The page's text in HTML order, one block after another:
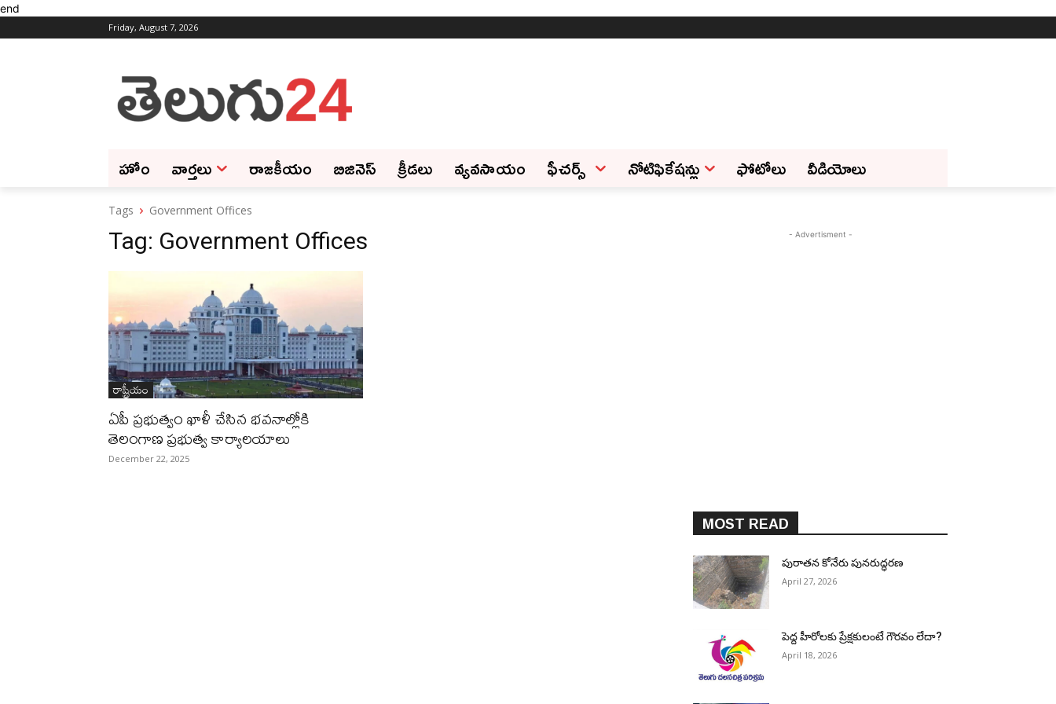
end
Friday, August 7, 2026
హోం వార్తలు రాజకీయం బిజినెస్‌ క్రీడలు వ్యవసాయం ఫీచ‌ర్స్ ‌ నోటిఫికేషన్లు ఫోటోలు వీడియోలు
Tags Government Offices
Tag: Government Offices
రాష్ట్రీయం
ఏపీ ప్రభుత్వం ఖాళీ చేసిన భవనాల్లోకి
తెలంగాణ ప్రభుత్వ కార్యాలయాలు
December 22, 2025
- Advertisment -
MOST READ
పురాత‌న కోనేరు పున‌రుద్ధ‌ర‌ణ
April 27, 2026
పెద్ద హీరోల‌కు ప్రేక్ష‌కులంటే గౌర‌వం లేదా?
April 18, 2026